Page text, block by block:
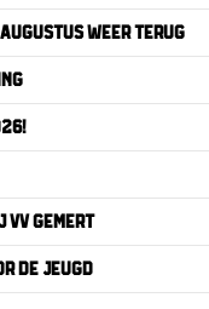
WEER TERUG
VV GEMERT
DE JEUGD